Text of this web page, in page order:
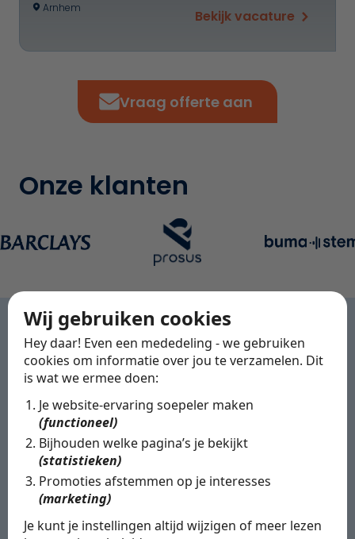
Wij gebruiken cookies
Hey daar! Even een mededeling - we gebruiken
cookies om informatie over jou te verzamelen. Dit
is wat we ermee doen:
Je website-ervaring soepeler maken
(functioneel)
Bijhouden welke pagina’s je bekijkt
(statistieken)
Promoties afstemmen op je interesses
(marketing)
Je kunt je instellingen altijd wijzigen of meer lezen
Arnhem Bekijk vacature
Vraag offerte aan
Onze klanten
WERKWIJZE
Van vaste kracht tot
flexibele inzet